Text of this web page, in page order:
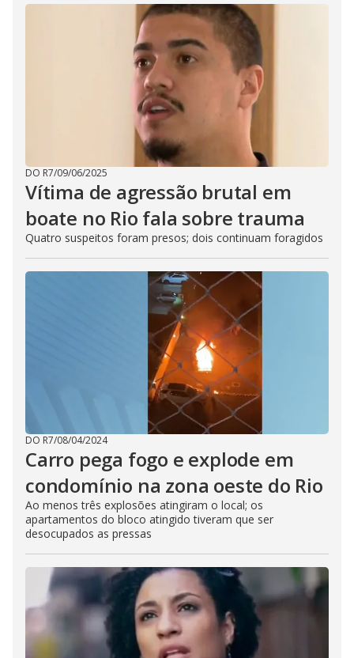
DO R7/09/06/2025
Vítima de agressão brutal em
boate no Rio fala sobre trauma
Quatro suspeitos foram presos; dois continuam foragidos
DO R7/08/04/2024
Carro pega fogo e explode em
condomínio na zona oeste do Rio
Ao menos três explosões atingiram o local; os
apartamentos do bloco atingido tiveram que ser
desocupados as pressas